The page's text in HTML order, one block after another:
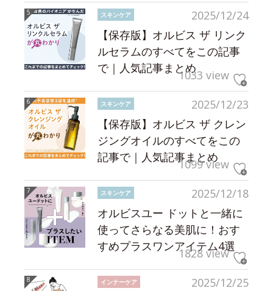
2025/12/24
スキンケア
【保存版】オルビス ザ リンク
ルセラムのすべてをこの記事
で｜人気記事まとめ1033 view
2025/12/23
スキンケア
【保存版】オルビス ザ クレン
ジングオイルのすべてをこの
記事で｜人気記事まとめ
1099 view
2025/12/18
スキンケア
オルビスユー ドットと一緒に
使ってさらなる美肌に！おす
すめプラスワンアイテム4選
1828 view
2025/12/25
インナーケア